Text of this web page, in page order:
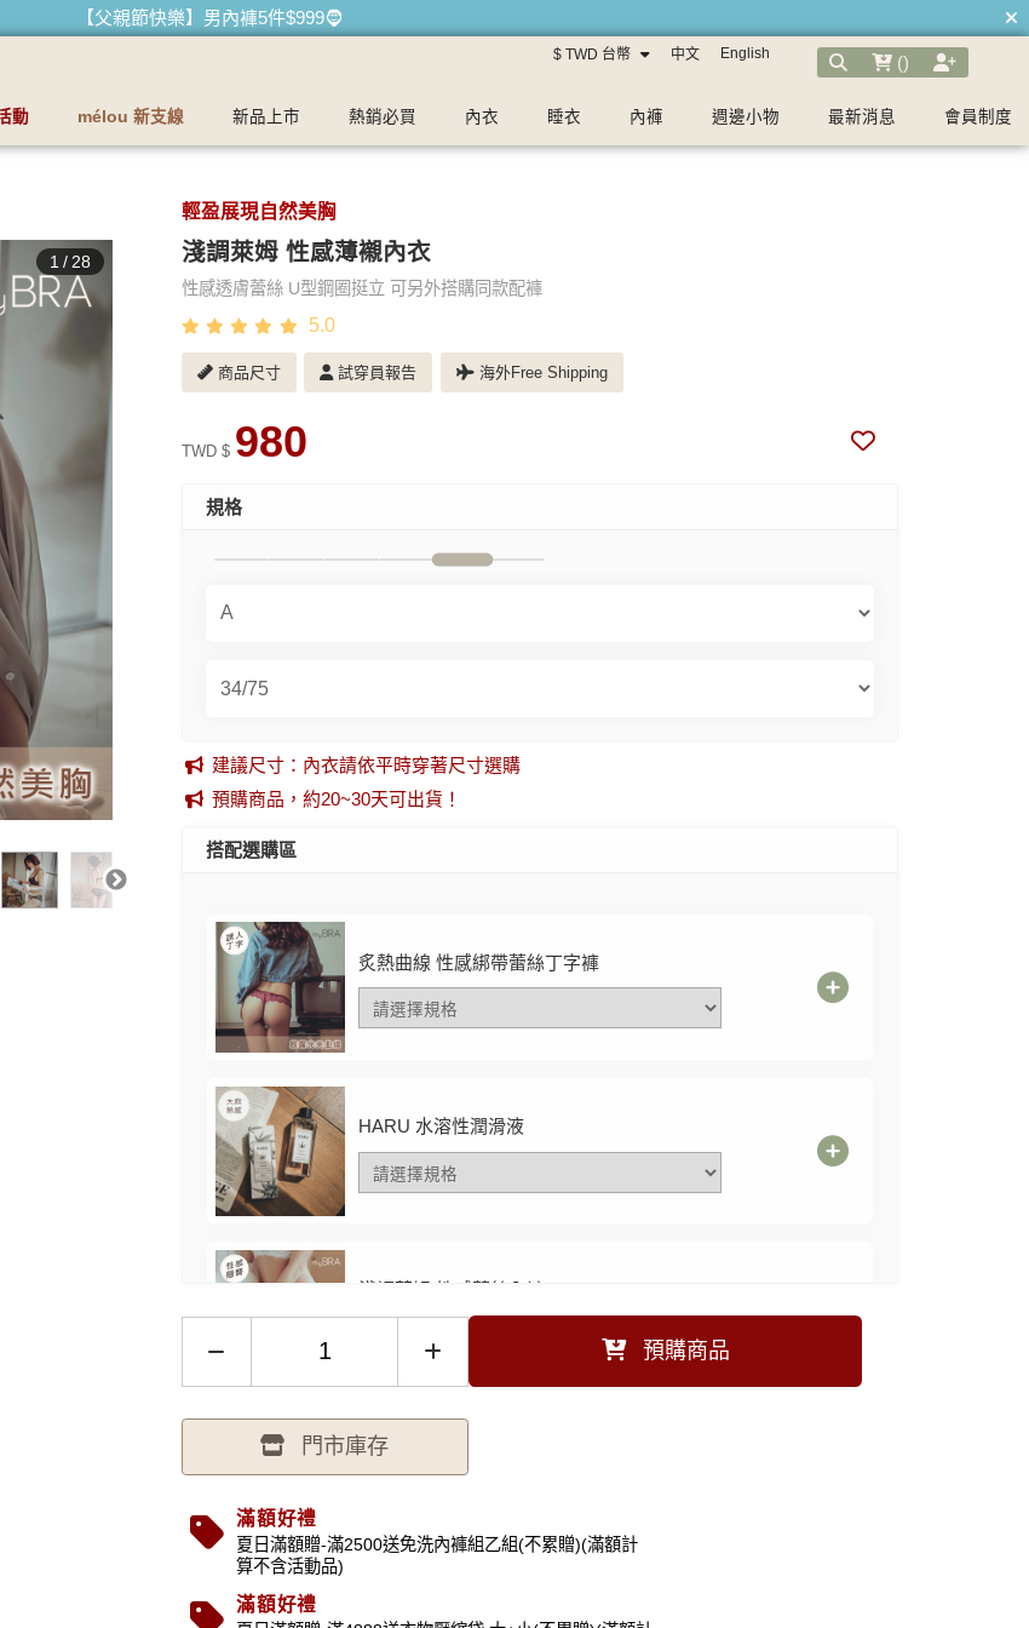
【父親節快樂】男內褲5件$999🧔
$ TWD 台幣 中文 English ()
動 mélou 新支線 新品上市 熱銷必買 內衣 睡衣 內褲 週邊小物 最新消息 會員制度
1 / 28
輕盈展現自然美胸
淺調萊姆 性感薄襯內衣
性感透膚蕾絲 U型鋼圈挺立 可另外搭購同款配褲
5.0
商品尺寸 試穿員報告 海外Free Shipping
TWD $ 980
規格
建議尺寸：內衣請依平時穿著尺寸選購
預購商品，約20~30天可出貨！
搭配選購區
炙熱曲線 性感綁帶蕾絲丁字褲
HARU 水溶性潤滑液
淺調萊姆 性感蕾絲內褲
性感加倍 透膚不滑落絲襪
預購商品
門市庫存
滿額好禮
夏日滿額贈-滿2500送免洗內褲組乙組(不累贈)(滿額計
算不含活動品)
滿額好禮